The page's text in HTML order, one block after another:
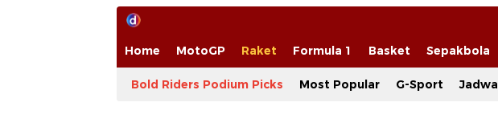
Home MotoGP Raket Formula 1 Basket Sepakbola
Bold Riders Podium Picks Most Popular G-Sport